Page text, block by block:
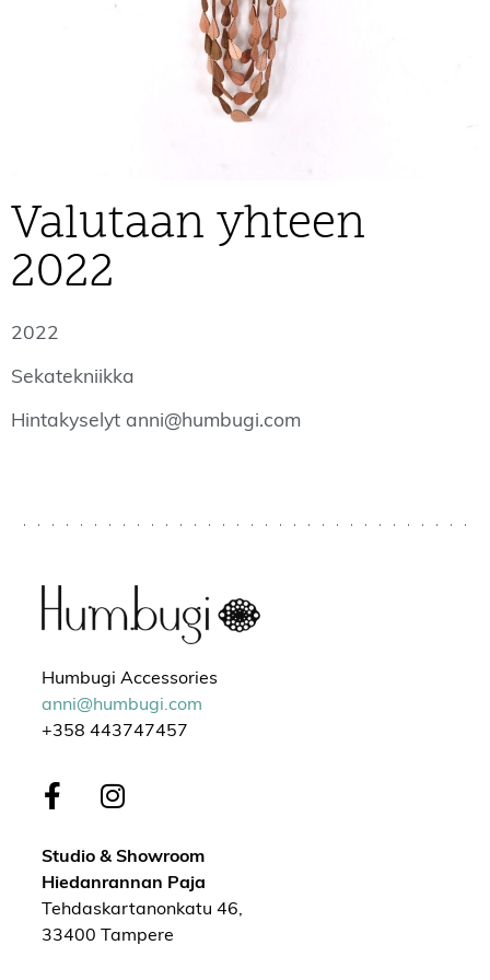
Valutaan yhteen
2022
2022
Sekatekniikka
Hintakyselyt anni@humbugi.com
Humbugi Accessories
anni@humbugi.com
+358 443747457
Studio & Showroom
Hiedanrannan Paja
Tehdaskartanonkatu 46,
33400 Tampere